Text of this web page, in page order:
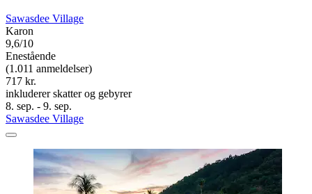
Sawasdee Village
Karon
9,6/10
Enestående
(1.011 anmeldelser)
717 kr.
inkluderer skatter og gebyrer
8. sep. - 9. sep.
Sawasdee Village